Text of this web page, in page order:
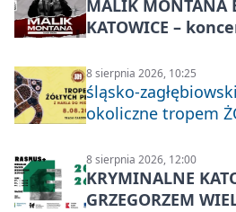
MALIK MONTANA
KATOWICE –
8 sierpnia 2026, 10:25
śląsko-
okoliczne tropem
8 sierpnia 2026, 12:00
KRYMINALNE
GRZEGORZEM